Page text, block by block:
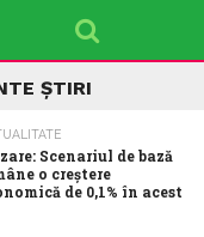
ȘTIRI
Scenariul de bază
o creștere
de 0,1% în acest